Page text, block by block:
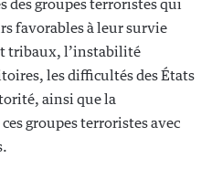
des groupes terroristes qui
favorables à leur survie
tribaux, l’instabilité
les difficultés des États
ainsi que la
groupes terroristes avec